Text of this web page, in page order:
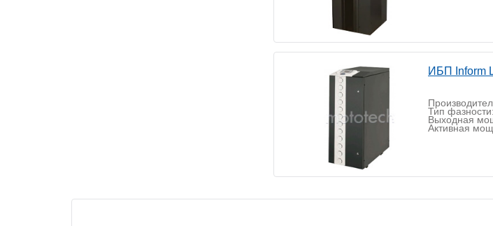
ИБП Inform
Тип фазности:
Выходная
Активная